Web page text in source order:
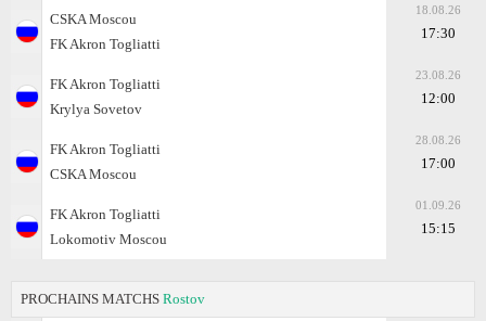
CSKA Moscou
FK Akron Togliatti
18.08.26
17:30
FK Akron Togliatti
Krylya Sovetov
23.08.26
12:00
FK Akron Togliatti
CSKA Moscou
28.08.26
17:00
FK Akron Togliatti
Lokomotiv Moscou
01.09.26
15:15
PROCHAINS MATCHS Rostov